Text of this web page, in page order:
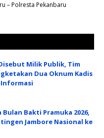
– Polresta Pekanbaru
Disebut Milik Publik, Tim
Dua Oknum Kadis
Bakti Pramuka 2026,
Jambore Nasional ke